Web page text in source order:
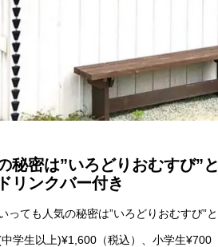
秘密は”いろどりおむすび”
リンクバー付き
っても人気の秘密は”いろどりおむすび”
学生以上)¥1,600（税込）、小学生